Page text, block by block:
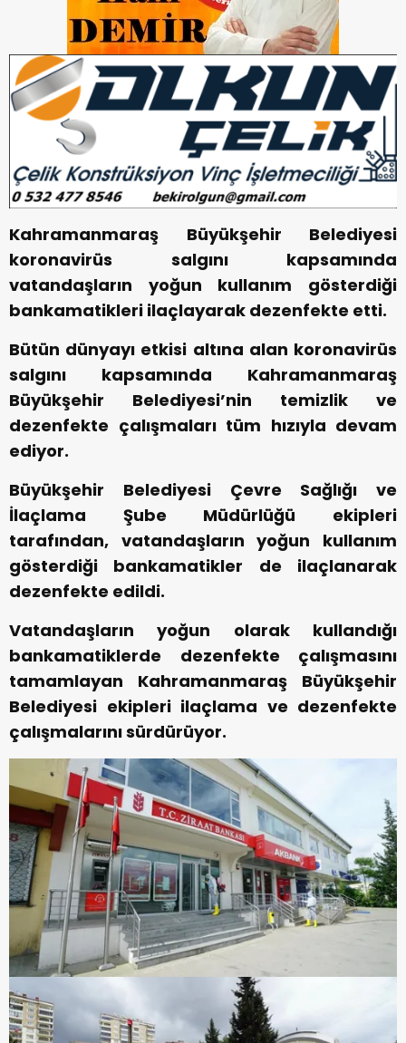
Kahramanmaraş Büyükşehir Belediyesi
koronavirüs salgını kapsamında
vatandaşların yoğun kullanım gösterdiği
bankamatikleri ilaçlayarak dezenfekte etti.
Bütün dünyayı etkisi altına alan koronavirüs
salgını kapsamında Kahramanmaraş
Büyükşehir Belediyesi’nin temizlik ve
dezenfekte çalışmaları tüm hızıyla devam
ediyor.
Büyükşehir Belediyesi Çevre Sağlığı ve
İlaçlama Şube Müdürlüğü ekipleri
tarafından, vatandaşların yoğun kullanım
gösterdiği bankamatikler de ilaçlanarak
dezenfekte edildi.
Vatandaşların yoğun olarak kullandığı
bankamatiklerde dezenfekte çalışmasını
tamamlayan Kahramanmaraş Büyükşehir
Belediyesi ekipleri ilaçlama ve dezenfekte
çalışmalarını sürdürüyor.